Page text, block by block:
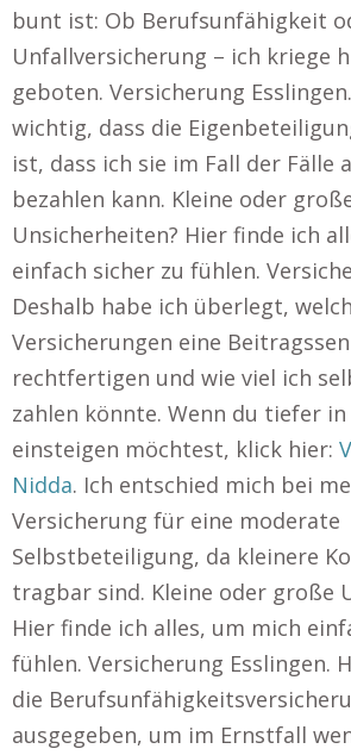
bunt ist: Ob Berufsunfähigkeit
Unfallversicherung – ich kriege
geboten. Versicherung
wichtig, dass die
ist, dass ich sie im Fall der Fälle
bezahlen kann. Kleine oder
Unsicherheiten? Hier finde ich
einfach sicher zu fühlen.
Deshalb habe ich überlegt,
Versicherungen eine
rechtfertigen und wie viel ich
zahlen könnte. Wenn du tiefer in
einsteigen möchtest, klick hier:
Nidda. Ich entschied mich bei
Versicherung für eine moderate
Selbstbeteiligung, da kleinere
tragbar sind. Kleine oder große
Hier finde ich alles, um mich
fühlen. Versicherung Esslingen.
die
ausgegeben, um im Ernstfall